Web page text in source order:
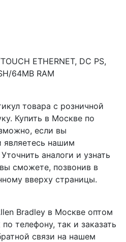
ETHERNET, DC PS,
64MB RAM
товара с розничной
Купить в Москве по
если вы
являетесь нашим
аналоги и узнать
сможете, позвонив в
вверху страницы.
Bradley в Москве оптом
телефону, так и заказать
связи на нашем